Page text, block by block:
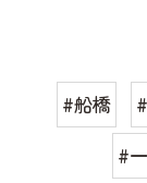
#船橋
#